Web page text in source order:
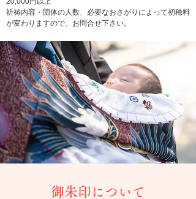
祈祷内容・団体の人数、必要なおさがりによって初穂料
が変わりますので、お問合せ下さい。
御朱印について